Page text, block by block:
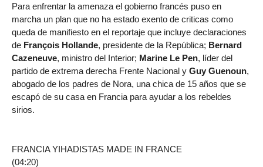
Para enfrentar la amenaza el gobierno francés puso en
marcha un plan que no ha estado exento de criticas como
queda de manifiesto en el reportaje que incluye declaraciones
de François Hollande, presidente de la República; Bernard
Cazeneuve, ministro del Interior; Marine Le Pen, líder del
partido de extrema derecha Frente Nacional y Guy Guenoun,
abogado de los padres de Nora, una chica de 15 años que se
escapó de su casa en Francia para ayudar a los rebeldes
sirios.
FRANCIA YIHADISTAS MADE IN FRANCE
(04:20)